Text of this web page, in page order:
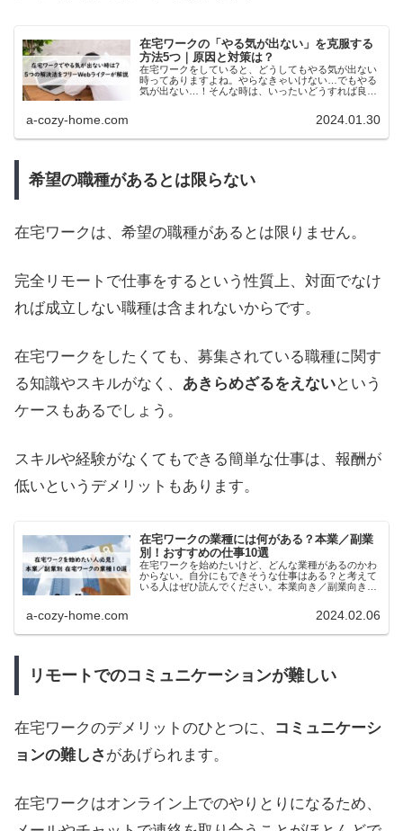
在宅ワークの「やる気が出ない」を克服する
方法5つ｜原因と対策は？
在宅ワークをしていると、どうしてもやる気が出ない
時ってありますよね。やらなきゃいけない…でもやる
気が出ない…！そんな時は、いったいどうすれば良い
a-cozy-home.com 2024.01.30
希望の職種があるとは限らない
在宅ワークは、希望の職種があるとは限りません。
完全リモートで仕事をするという性質上、対面でなけ
れば成立しない職種は含まれないからです。
在宅ワークをしたくても、募集されている職種に関す
る知識やスキルがなく、 あきらめざるをえないという
ケースもあるでしょう。
スキルや経験がなくてもできる簡単な仕事は、報酬が
低いというデメリットもあります。
在宅ワークの業種には何がある？本業／副業
別！おすすめの仕事10選
在宅ワークを始めたいけど、どんな業種があるのかわ
からない。自分にもできそうな仕事はある？と考えて
いる人はぜひ読んでください。本業向き／副業向きの
a-cozy-home.com 2024.02.06
リモートでのコミュニケーションが難しい
在宅ワークのデメリットのひとつに、
コミュニケーシ
ョンの難しさ があげられます。
在宅ワークはオンライン上でのやりとりになるため、